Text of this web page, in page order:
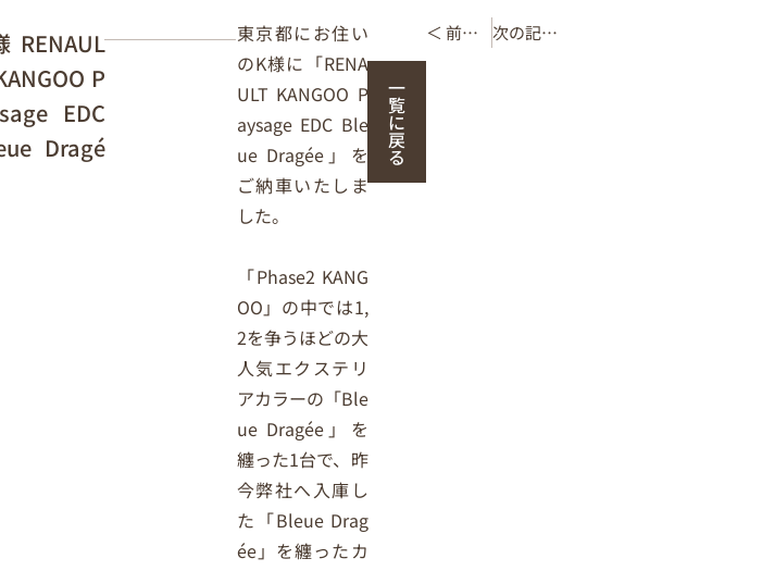
RENAUL
P
EDC
Dragé
東京都にお住い
のK様に「RENA
ULT KANGOO P
aysage EDC Ble
ue Dragée」を
ご納車いたしま
した。
「Phase2 KANG
OO」の中では1,
2を争うほどの大
人気エクステリ
アカラーの「Ble
ue Dragée」を
纏った1台で、昨
今弊社へ入庫し
た「Bleue Drag
ée」を纏ったカ
一
覧
に
戻
る
＜ 前の記事 次の記事 ＞